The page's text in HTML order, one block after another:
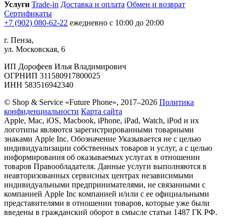
Услуги Trade-in Доставка и оплата Обмен и возврат
Сертификаты
+7 (902) 080-62-22 ежедневно с 10:00 до 20:00
г. Пенза,
ул. Московская, 6
ИП Дорофеев Илья Владимирович
ОГРНИП 311580917800025
ИНН 583516942340
© Shop & Service «Future Phone», 2017–2026 Политика
конфиденциальности Карта сайта
Apple, Mac, iOS, Macbook, iPhone, iPad, Watch, iPod и их
логотипы являются зарегистрированными товарными
знаками Apple Inc. Обозначение Указывается не с целью
индивидуализации собственных товаров и услуг, а с целью
информирования об оказываемых услугах в отношении
товаров Правообладателя. Данные услуги выполняются в
неавторизованных сервисных центрах независимыми
индивидуальными предпринимателями, не связанными с
компанией Apple Inc компанией и/или с ее официальными
представителями в отношении товаров, которые уже были
введены в гражданский оборот в смысле статьи 1487 ГК РФ.